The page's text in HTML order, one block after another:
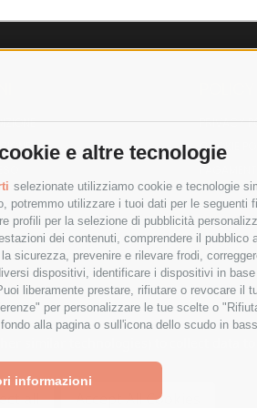
e altre tecnologie
selezionate utilizziamo cookie e tecnologie
potremmo utilizzare i tuoi dati per le
profili per la selezione di pubblicità
dei contenuti, comprendere il
sicurezza, prevenire e rilevare frodi,
dispositivi, identificare i dispositivi in
liberamente prestare, rifiutare o revocare
per personalizzare le tue scelte o
alla pagina o sull'icona dello scudo in
informazioni
PRIVACY
COOKIE
all Accept All Cookies